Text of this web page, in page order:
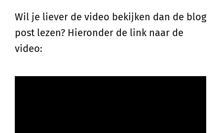
Wil je liever de video bekijken dan de blog
post lezen? Hieronder de link naar de
video: